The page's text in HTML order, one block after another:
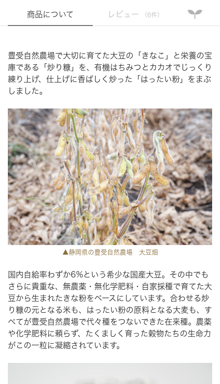
商品について レビュー （6件）
豊受自然農場で大切に育てた大豆の「きなこ」と栄養の宝
庫である「炒り糠」を、有機はちみつとカカオでじっくり
練り上げ、仕上げに香ばしく炒った「はったい粉」をまぶ
しました。
▲静岡県の豊受自然農場 大豆畑
国内自給率わずか6%という希少な国産大豆。その中でも
さらに貴重な、無農薬・無化学肥料・自家採種で育てた大
豆から生まれたきな粉をベースにしています。合わせる炒
り糠の元となる米も、はったい粉の原料となる大麦も、す
べてが豊受自然農場で代々種をつないできた在来種。農薬
や化学肥料に頼らず、たくましく育った穀物たちの生命力
がこの一粒に凝縮されています。